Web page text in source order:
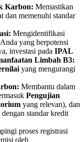
Karbon: Memastikan
dan memenuhi standar
Mengidentifikasi
yang berpotensi
investasi pada IPAL
Limbah B3:
yang mengurangi
Membantu dalam
Pengujian
yang relevan), dan
standar kredit
proses registrasi
oleh